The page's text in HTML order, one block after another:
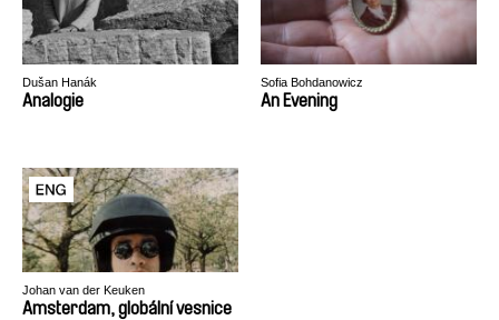
Dušan Hanák
Analogie
Sofia Bohdanowicz
An Evening
Johan van der Keuken
Amsterdam, globální vesnice